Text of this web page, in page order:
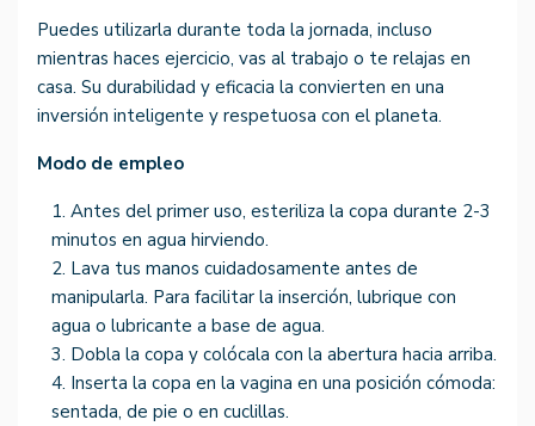
Puedes utilizarla durante toda la jornada, incluso
mientras haces ejercicio, vas al trabajo o te relajas en
casa. Su durabilidad y eficacia la convierten en una
inversión inteligente y respetuosa con el planeta.
Modo de empleo
Antes del primer uso, esteriliza la copa durante 2-3
minutos en agua hirviendo.
Lava tus manos cuidadosamente antes de
manipularla. Para facilitar la inserción, lubrique con
agua o lubricante a base de agua.
Dobla la copa y colócala con la abertura hacia arriba.
Inserta la copa en la vagina en una posición cómoda:
sentada, de pie o en cuclillas.